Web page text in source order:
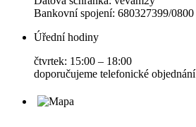
Bankovní spojení: 680327399/0800
Úřední hodiny
čtvrtek: 15:00 – 18:00
doporučujeme telefonické objednání